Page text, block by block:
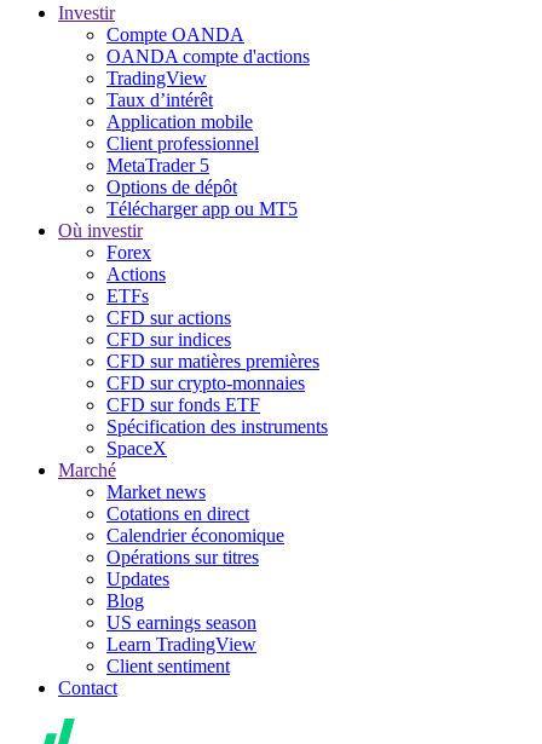
Investir
Compte OANDA
OANDA compte d'actions
TradingView
Taux d’intérêt
Application mobile
Client professionnel
MetaTrader 5
Options de dépôt
Télécharger app ou MT5
Où investir
Forex
Actions
ETFs
CFD sur actions
CFD sur indices
CFD sur matières premières
CFD sur crypto-monnaies
CFD sur fonds ETF
Spécification des instruments
SpaceX
Marché
Market news
Cotations en direct
Calendrier économique
Opérations sur titres
Updates
Blog
US earnings season
Learn TradingView
Client sentiment
Contact